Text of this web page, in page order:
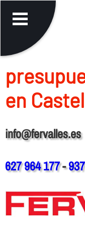
en
info@fervalles.es
627 964 177-